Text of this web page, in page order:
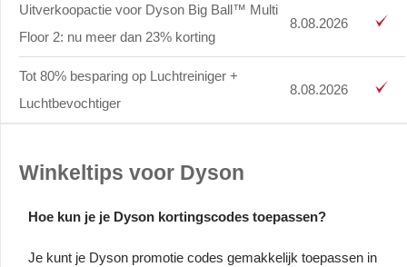
Uitverkoopactie voor Dyson Big Ball™ Multi
Floor 2: nu meer dan 23% korting
8.08.2026
Tot 80% besparing op Luchtreiniger +
Luchtbevochtiger
8.08.2026
Winkeltips voor Dyson
Hoe kun je je Dyson kortingscodes toepassen?
Je kunt je Dyson promotie codes gemakkelijk toepassen in